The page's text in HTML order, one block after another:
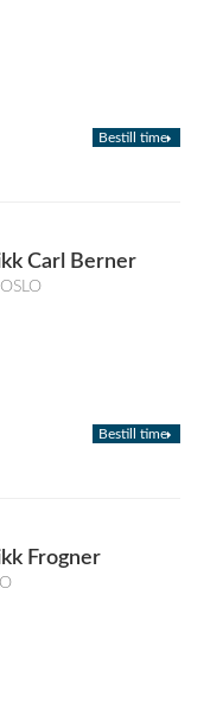
Bestill time
Carl Berner
Bestill time
Frogner